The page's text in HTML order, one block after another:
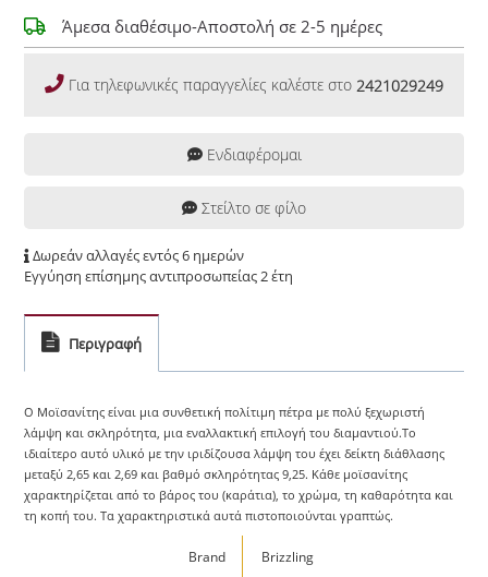
Άμεσα διαθέσιμο-Αποστολή σε 2-5 ημέρες
Για τηλεφωνικές παραγγελίες καλέστε στο 2421029249
Ενδιαφέρομαι
Στείλτο σε φίλο
Δωρεάν αλλαγές εντός 6 ημερών
Εγγύηση επίσημης αντιπροσωπείας 2 έτη
Περιγραφή
Ο Μοϊσανίτης είναι μια συνθετική πολίτιμη πέτρα με πολύ ξεχωριστή
λάμψη και σκληρότητα, μια εναλλακτική επιλογή του διαμαντιού.Το
ιδιαίτερο αυτό υλικό με την ιριδίζουσα λάμψη του έχει δείκτη διάθλασης
μεταξύ 2,65 και 2,69 και βαθμό σκληρότητας 9,25. Κάθε μοϊσανίτης
χαρακτηρίζεται από το βάρος του (καράτια), το χρώμα, τη καθαρότητα και
τη κοπή του. Τα χαρακτηριστικά αυτά πιστοποιούνται γραπτώς.
Brand Brizzling